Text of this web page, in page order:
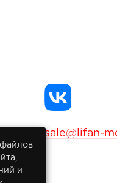
sale@lifan-
файлов
и